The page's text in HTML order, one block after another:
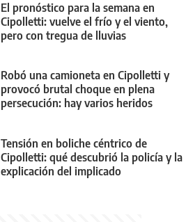
El pronóstico para la semana en
Cipolletti: vuelve el frío y el viento,
pero con tregua de lluvias
Robó una camioneta en Cipolletti y
provocó brutal choque en plena
persecución: hay varios heridos
Tensión en boliche céntrico de
Cipolletti: qué descubrió la policía y la
explicación del implicado